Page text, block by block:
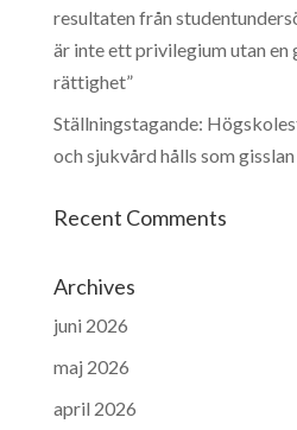
resultaten från
är inte ett privilegium utan en
rättighet”
Ställningstagande:
och sjukvård hålls som
Recent Comments
Archives
juni 2026
maj 2026
april 2026